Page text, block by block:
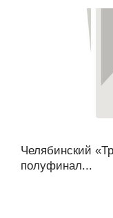
Челябинский
полуфинал...